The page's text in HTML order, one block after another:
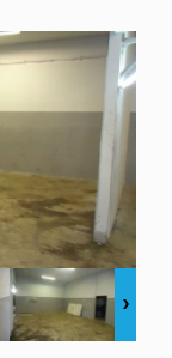
Kontakt